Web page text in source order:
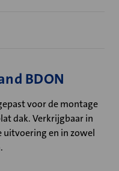
BDON
voor de montage
dak. Verkrijgbaar in
uitvoering en in zowel